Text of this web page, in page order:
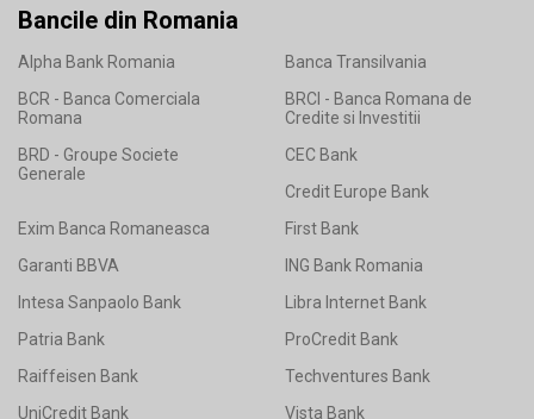
Bancile din Romania
Alpha Bank Romania
Banca Transilvania
BCR - Banca Comerciala
Romana
BRCI - Banca Romana de
Credite si Investitii
BRD - Groupe Societe
Generale
CEC Bank
Credit Europe Bank
Exim Banca Romaneasca
First Bank
Garanti BBVA
ING Bank Romania
Intesa Sanpaolo Bank
Libra Internet Bank
Patria Bank
ProCredit Bank
Raiffeisen Bank
Techventures Bank
UniCredit Bank
Vista Bank